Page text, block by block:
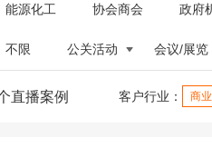
能源化工 协会商会 政府
不限 公关活动 会议/展览
直播案例 客户行业： 商